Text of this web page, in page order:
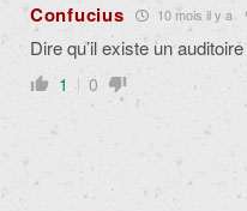
Confucius 10 mois il y a
Dire qu’il existe un
1 0